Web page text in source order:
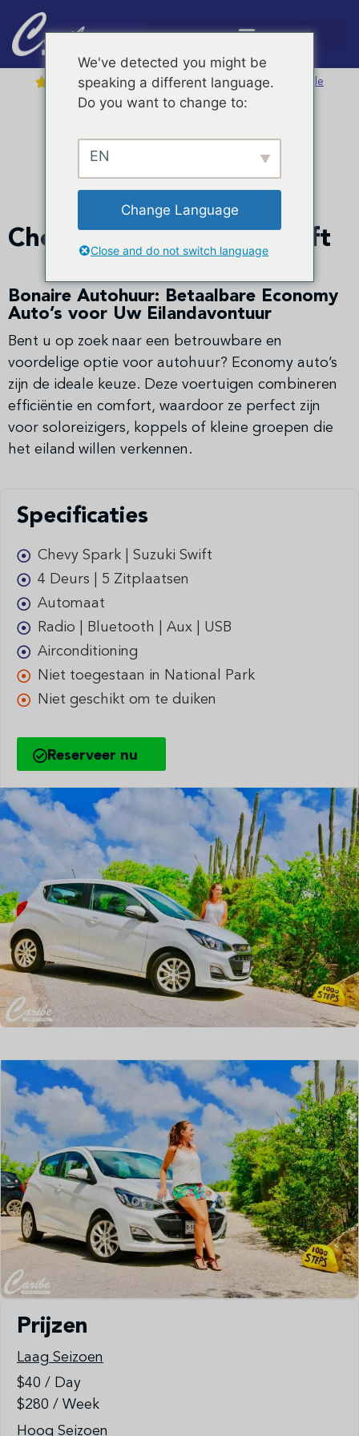
  4,7 / 5 Bekijk alle reviews op Google
Discover more activities on Bonaire with KAYAK.com
Economy
Chevy Spark | Suzuki Swift
Bonaire Autohuur: Betaalbare Economy
Auto’s voor Uw Eilandavontuur
Bent u op zoek naar een betrouwbare en
voordelige optie voor autohuur? Economy auto’s
zijn de ideale keuze. Deze voertuigen combineren
efficiëntie en comfort, waardoor ze perfect zijn
voor soloreizigers, koppels of kleine groepen die
het eiland willen verkennen.
Specificaties
Chevy Spark | Suzuki Swift
4 Deurs | 5 Zitplaatsen
Automaat
Radio | Bluetooth | Aux | USB
Airconditioning
Niet toegestaan in National Park
Niet geschikt om te duiken
Reserveer nu
Prijzen
Laag Seizoen
$40 / Day
$280 / Week
Hoog Seizoen
We've detected you might be
speaking a different language.
Do you want to change to:
EN
Change Language
Close and do not switch language